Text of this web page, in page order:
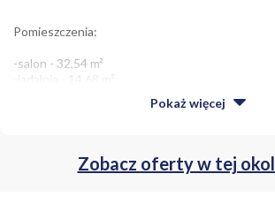
Pomieszczenia:
-salon - 32,54 m²
-jadalnia - 14,68 m²
-łazienka - 5,14 m²
-wiatrołap - 4,80 m²
Pokaż więcej
Zobacz oferty w tej